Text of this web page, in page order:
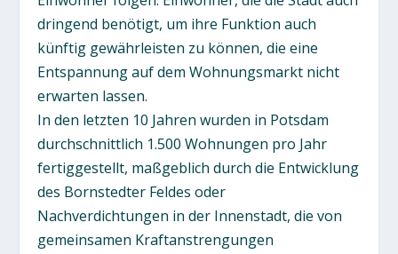
dringend benötigt, um ihre Funktion auch
künftig gewährleisten zu können, die eine
Entspannung auf dem Wohnungsmarkt nicht
erwarten lassen.
In den letzten 10 Jahren wurden in Potsdam
durchschnittlich 1.500 Wohnungen pro Jahr
fertiggestellt, maßgeblich durch die Entwicklung
des Bornstedter Feldes oder
Nachverdichtungen in der Innenstadt, die von
gemeinsamen Kraftanstrengungen